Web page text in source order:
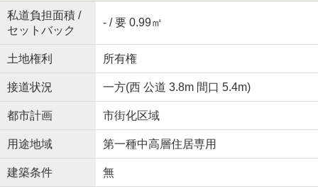
私道負担面積 /
セットバック
- / 要 0.99㎡
土地権利 所有権
接道状況 一方(西 公道 3.8m 間口 5.4m)
都市計画 市街化区域
用途地域 第一種中高層住居専用
建築条件 無